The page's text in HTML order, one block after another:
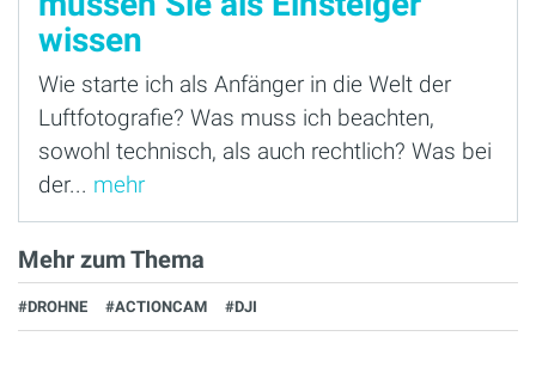
wissen
Wie starte ich als Anfänger in die Welt der
Luftfotografie? Was muss ich beachten,
sowohl technisch, als auch rechtlich? Was bei
der... mehr
Mehr zum Thema
#DROHNE #ACTIONCAM #DJI